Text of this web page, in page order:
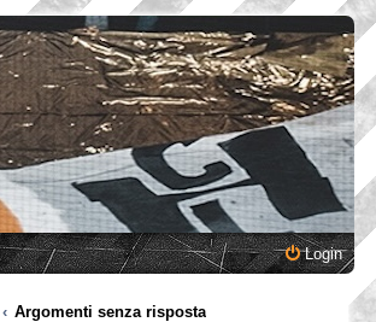
Login
Argomenti senza risposta